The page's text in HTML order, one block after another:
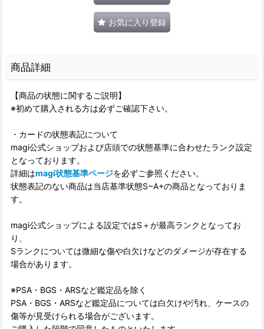
お気に入り登録
商品詳細
【商品の状態に関するご説明】
※初めて購入される方は必ずご確認下さい。
・カードの状態表記について
magi公式ショップおよび店頭での状態基準に合わせたランク設定
となっております。
詳細はmagi状態基準ページを必ずご参照ください。
状態表記のない商品は当店基準状態S~A+の商品となっておりま
す。
magi公式ショップによる設定ではS＋が最高ランクとなってお
り、
Sランクについては微細な傷や白欠けなどのダメージが存在する
場合があります。
※PSA・BGS・ARSなど鑑定品を除く
PSA・BGS・ARSなど鑑定品については白欠けや汚れ、ケースの
傷等が見受けられる場合がございます。